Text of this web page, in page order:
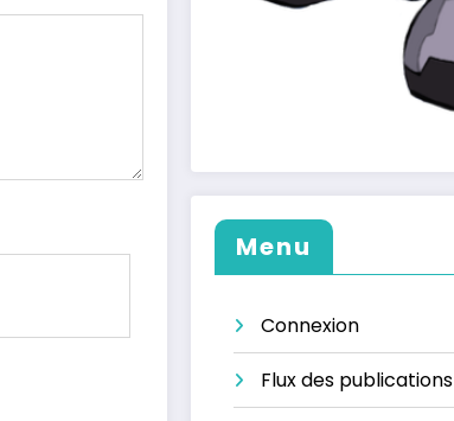
Menu
Connexion
Flux des publications